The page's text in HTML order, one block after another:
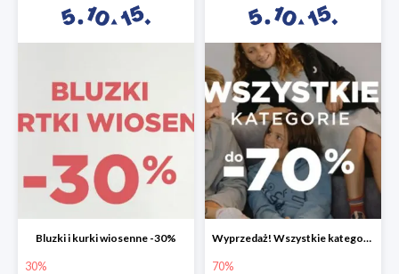
Bluzki i kurki wiosenne -30%
30%
Wyprzedaż! Wszystkie kategorie do -70%
70%